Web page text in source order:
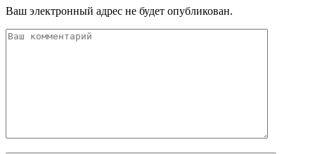
Ваш электронный адрес не будет опубликован.